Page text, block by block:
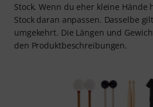
Stock. Wenn du eher kleine Hände
Stock daran anpassen. Dasselbe
umgekehrt. Die Längen und
den Produktbeschreibungen.